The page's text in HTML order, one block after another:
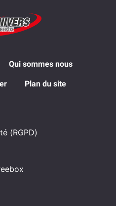
Qui sommes nous
Plan du site
(RGPD)